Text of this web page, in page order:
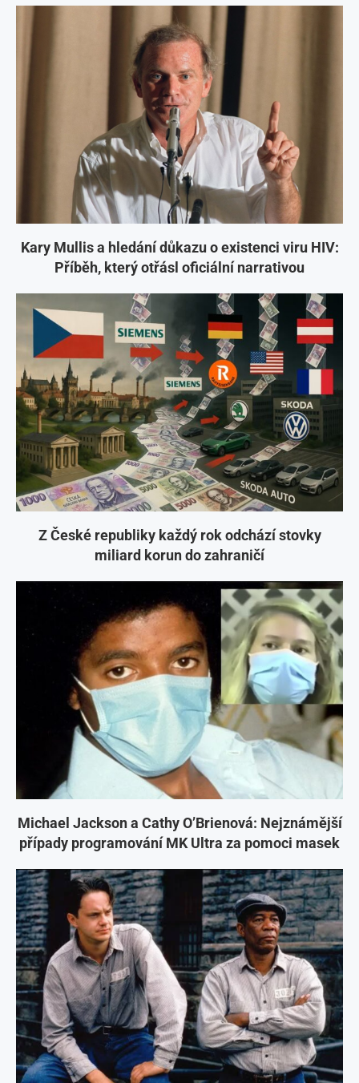
Kary Mullis a hledání důkazu o existenci viru HIV:
Příběh, který otřásl oficiální narrativou
Z České republiky každý rok odchází stovky
miliard korun do zahraničí
Michael Jackson a Cathy O’Brienová: Nejznámější
případy programování MK Ultra za pomoci masek